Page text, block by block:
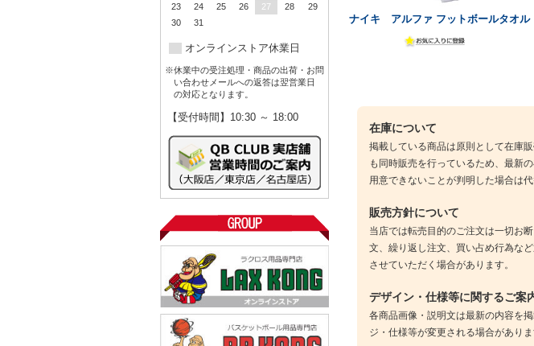
23
24 25 26 27 28
29
30
31
オンラインストア休業日
※休業中の受注処理・商品の出荷・お問
い合わせメールへの返答は翌営業日
の対応となります。
【受付時間】10:30 ～ 18:00
ナイキ アルファ フットボールタオル
在庫について
掲載している商品は原則として在庫
も同時販売を行っているため、最新
用意できないことが判明した場合は
販売方針について
当店では転売目的のご注文は一切お
文、繰り返し注文、買い占め行為な
させていただく場合があります。
デザイン・仕様等に関するご案
各商品画像・説明文は最新の内容を
ジ・仕様等が変更される場合がありま